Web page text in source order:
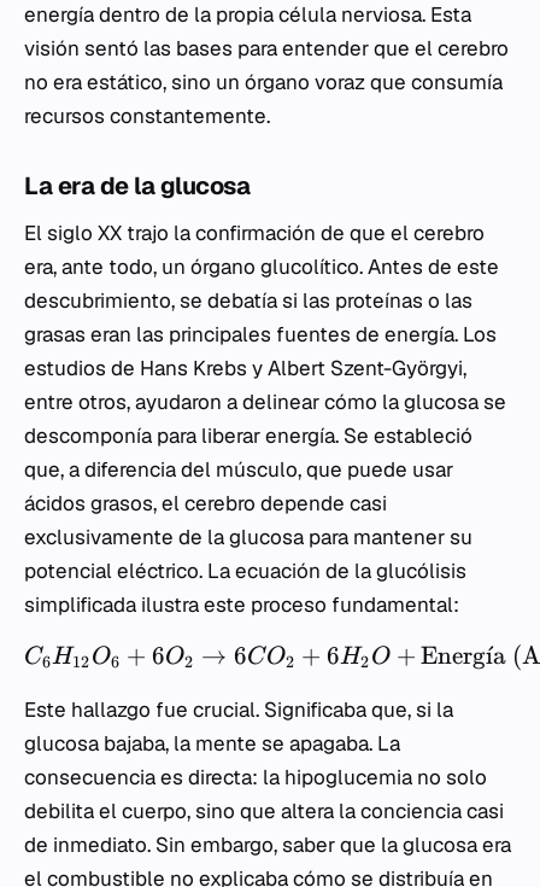
energía dentro de la propia célula nerviosa. Esta
visión sentó las bases para entender que el cerebro
no era estático, sino un órgano voraz que consumía
recursos constantemente.
La era de la glucosa
El siglo XX trajo la confirmación de que el cerebro
era, ante todo, un órgano glucolítico. Antes de este
descubrimiento, se debatía si las proteínas o las
grasas eran las principales fuentes de energía. Los
estudios de Hans Krebs y Albert Szent-Györgyi,
entre otros, ayudaron a delinear cómo la glucosa se
descomponía para liberar energía. Se estableció
que, a diferencia del músculo, que puede usar
ácidos grasos, el cerebro depende casi
exclusivamente de la glucosa para mantener su
potencial eléctrico. La ecuación de la glucólisis
simplificada ilustra este proceso fundamental:
C6H12O6 + 6O2 → 6CO2 + 6H2O + Energı
ˊa
Este hallazgo fue crucial. Significaba que, si la
glucosa bajaba, la mente se apagaba. La
consecuencia es directa: la hipoglucemia no solo
debilita el cuerpo, sino que altera la conciencia casi
de inmediato. Sin embargo, saber que la glucosa era
el combustible no explicaba cómo se distribuía en